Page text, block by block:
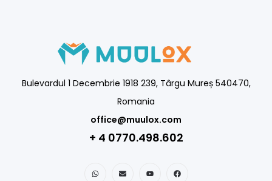
Bulevardul 1 Decembrie 1918 239, Târgu Mureș 540470,
Romania
office@muulox.com
+ 4 0770.498.602